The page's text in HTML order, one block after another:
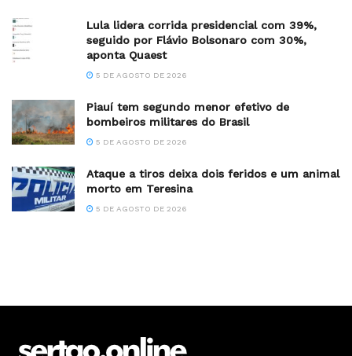
Lula lidera corrida presidencial com 39%,
seguido por Flávio Bolsonaro com 30%,
aponta Quaest
5 DE AGOSTO DE 2026
Piauí tem segundo menor efetivo de
bombeiros militares do Brasil
5 DE AGOSTO DE 2026
Ataque a tiros deixa dois feridos e um animal
morto em Teresina
5 DE AGOSTO DE 2026